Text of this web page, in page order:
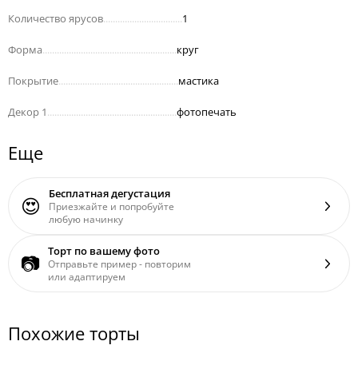
Количество ярусов 1
Форма круг
Покрытие мастика
Декор 1 фотопечать
Еще
😍 Бесплатная дегустация
Приезжайте и попробуйте
любую начинку
📷 Торт по вашему фото
Отправьте пример - повторим
или адаптируем
Похожие торты